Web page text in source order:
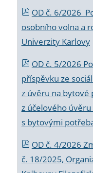
OD č. 6/2026
osobního volna a
Univerzity Karlovy
OD č. 5/2026
příspěvku ze
z úvěru na bytové
z účelového
s bytovými
OD č. 4/2026
č. 18/2025,